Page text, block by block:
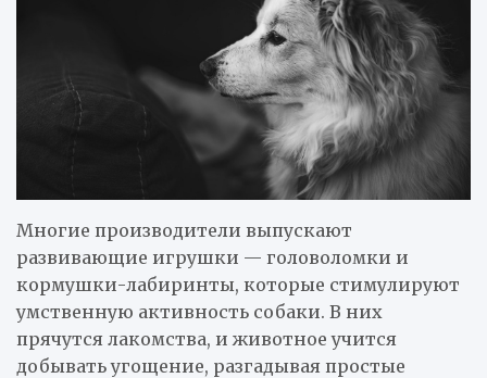
Многие производители выпускают
развивающие игрушки — головоломки и
кормушки-лабиринты, которые стимулируют
умственную активность собаки. В них
прячутся лакомства, и животное учится
добывать угощение, разгадывая простые